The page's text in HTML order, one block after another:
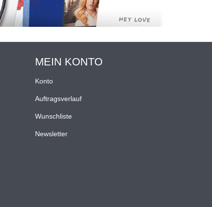
MEIN KONTO
Konto
Auftragsverlauf
Wunschliste
Newsletter